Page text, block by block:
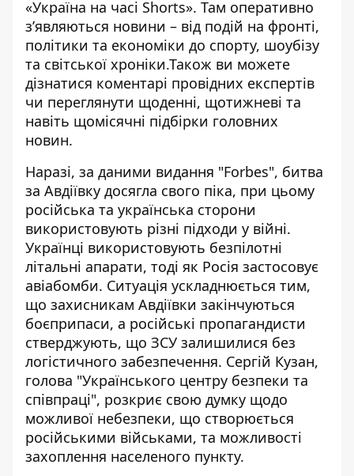
«Україна на часі Shorts». Там оперативно
зʼявляються новини – від подій на фронті,
політики та економіки до спорту, шоубізу
та світської хроніки.Також ви можете
дізнатися коментарі провідних експертів
чи переглянути щоденні, щотижневі та
навіть щомісячні підбірки головних
новин.
Наразі, за даними видання "Forbes", битва
за Авдіївку досягла свого піка, при цьому
російська та українська сторони
використовують різні підходи у війні.
Українці використовують безпілотні
літальні апарати, тоді як Росія застосовує
авіабомби. Ситуація ускладнюється тим,
що захисникам Авдіївки закінчуються
боєприпаси, а російські пропагандисти
стверджують, що ЗСУ залишилися без
логістичного забезпечення. Сергій Кузан,
голова "Українського центру безпеки та
співпраці", розкриє свою думку щодо
можливої небезпеки, що створюється
російськими військами, та можливості
захоплення населеного пункту.